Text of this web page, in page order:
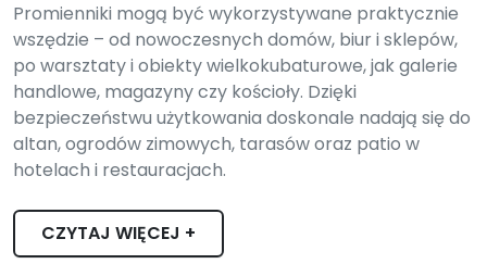
Promienniki mogą być wykorzystywane praktycznie
wszędzie – od nowoczesnych domów, biur i sklepów,
po warsztaty i obiekty wielkokubaturowe, jak galerie
handlowe, magazyny czy kościoły. Dzięki
bezpieczeństwu użytkowania doskonale nadają się do
altan, ogrodów zimowych, tarasów oraz patio w
hotelach i restauracjach.
CZYTAJ WIĘCEJ +